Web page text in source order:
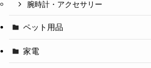
腕時計・アクセサリー
ペット用品
家電